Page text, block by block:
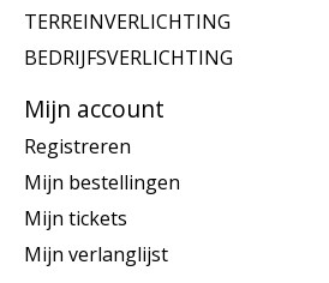
TERREINVERLICHTING
BEDRIJFSVERLICHTING
Mijn account
Registreren
Mijn bestellingen
Mijn tickets
Mijn verlanglijst